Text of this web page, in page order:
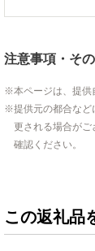
注意事項・そ
本ページは、提供
提供元の都合な
更される場合が
確認ください。
この返礼品